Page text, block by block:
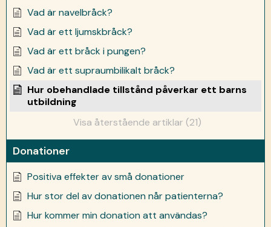
Vad är navelbråck?
Vad är ett ljumskbråck?
Vad är ett bråck i pungen?
Vad är ett supraumbilikalt bråck?
Hur obehandlade tillstånd påverkar ett barns
utbildning
Visa återstående artiklar (21)
Donationer
Positiva effekter av små donationer
Hur stor del av donationen når patienterna?
Hur kommer min donation att användas?